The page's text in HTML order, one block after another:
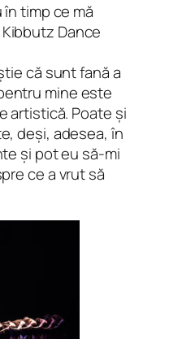
timp ce mă
Dance
că sunt fană a
mine este
artistică. Poate și
deși, adesea, în
și pot eu să-mi
ce a vrut să